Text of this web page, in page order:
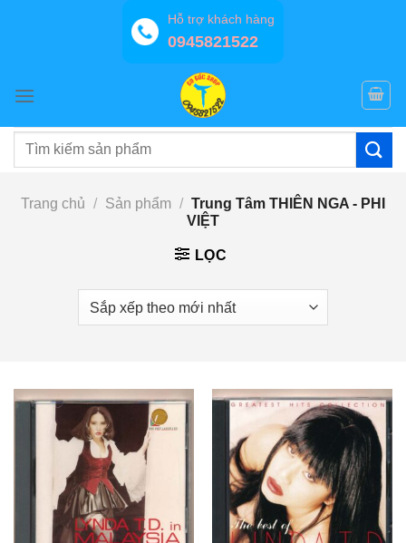
Hỗ trợ khách hàng
0945821522
Tìm
Trang chủ / Sản phẩm / Trung Tâm THIÊN NGA - PHI
VIỆT
LỌC